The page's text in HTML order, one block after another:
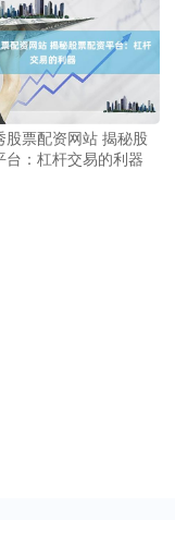
股票配资网站 揭秘股
台：杠杆交易的利器